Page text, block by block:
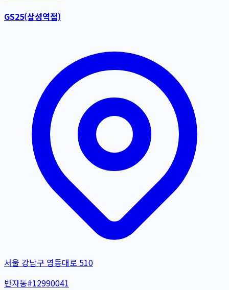
GS25(삼성역점)
서울 강남구 영동대로 510
반자동#12990041